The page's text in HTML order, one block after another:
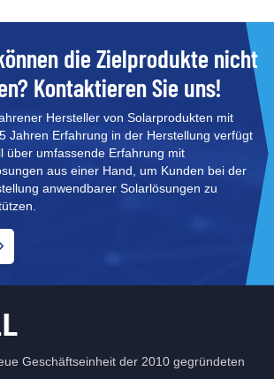
die Zielprodukte nicht
Kontaktieren Sie uns!
Hersteller von Solarprodukten mit
Jahren Erfahrung in der Herstellung verfügt
über umfassende Erfahrung mit
aus einer Hand, um Kunden bei der
anwendbarer Solarlösungen zu
Geschäftseinheit der 2010 gegründeten